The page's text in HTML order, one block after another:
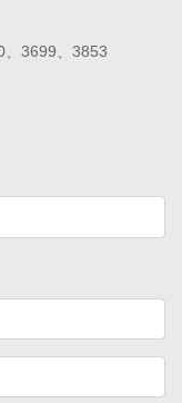
、3699、3853